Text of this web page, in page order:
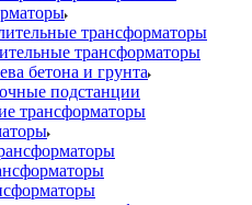
трансформаторы
трансформаторы
бетона и грунта
подстанции
трансформаторы